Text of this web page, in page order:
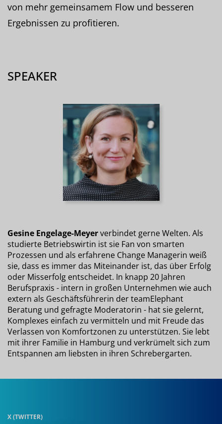
von mehr gemeinsamem Flow und besseren
Ergebnissen zu profitieren.
SPEAKER
Gesine Engelage-Meyerverbindet gerne Welten. Als
studierte Betriebswirtin ist sie Fan von smarten
Prozessen und als erfahrene Change Managerin weiß
sie, dass es immer das Miteinander ist, das über Erfolg
oder Misserfolg entscheidet. In knapp 20 Jahren
Berufspraxis - intern in großen Unternehmen wie auch
extern als Geschäftsführerin der teamElephant
Beratung und gefragte Moderatorin - hat sie gelernt,
Komplexes einfach zu vermitteln und mit Freude das
Verlassen von Komfortzonen zu unterstützen. Sie lebt
mit ihrer Familie in Hamburg und verkrümelt sich zum
Entspannen am liebsten in ihren Schrebergarten.
X (TWITTER)